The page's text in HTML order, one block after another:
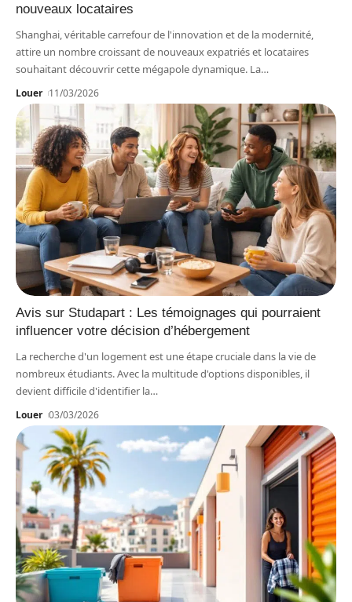
nouveaux locataires
Shanghai, véritable carrefour de l'innovation et de la modernité,
attire un nombre croissant de nouveaux expatriés et locataires
souhaitant découvrir cette mégapole dynamique. La…
Louer 11/03/2026
Avis sur Studapart : Les témoignages qui pourraient
influencer votre décision d’hébergement
La recherche d'un logement est une étape cruciale dans la vie de
nombreux étudiants. Avec la multitude d'options disponibles, il
devient difficile d'identifier la…
Louer 03/03/2026